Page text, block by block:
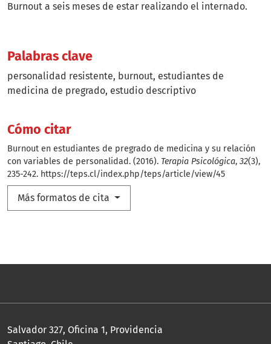
Palabras clave
personalidad resistente burnout estudiantes de
medicina de pregrado estudio descriptivo
Cómo citar
Burnout en estudiantes de pregrado de medicina y su relación
con variables de personalidad. (2016). Terapia Psicológica, 32(3),
235-242. https://teps.cl/index.php/teps/article/view/45
Más formatos de cita
Burnout a seis meses de estar realizando el internado.
Salvador 327, Oficina 1, Providencia